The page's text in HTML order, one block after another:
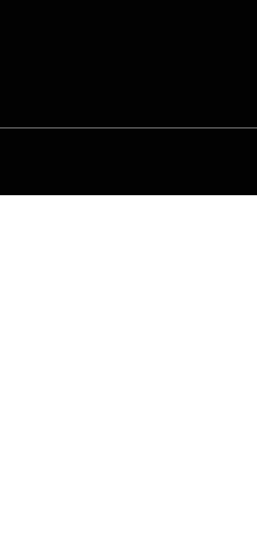
WC rėmas su baltu
klozetas su